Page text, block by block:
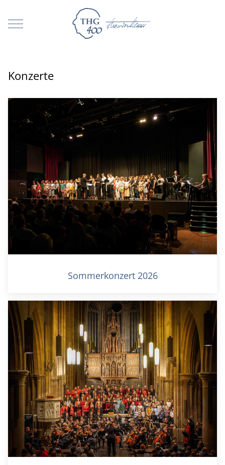
Mobile Menu Toggle
Konzerte
Sommerkonzert 2026